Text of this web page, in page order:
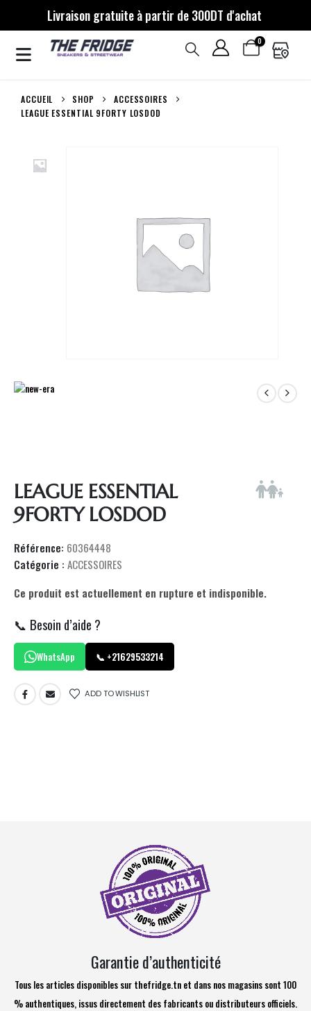
Livraison gratuite à partir de 300DT d'achat
0
ACCUEIL SHOP
ACCESSOIRES
LEAGUE ESSENTIAL 9FORTY LOSDOD
LEAGUE ESSENTIAL
9FORTY LOSDOD
Référence: 60364448
Catégorie : ACCESSOIRES
Ce produit est actuellement en rupture et indisponible.
📞 Besoin d’aide ?
WhatsApp 📞 +21629533214
ADD TO WISHLIST
Garantie d’authenticité
Tous les articles disponibles sur thefridge.tn et dans nos magasins sont 100
% authentiques, issus directement des fabricants ou distributeurs officiels.